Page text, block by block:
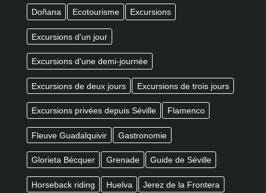
Doñana Ecotourisme Excursions
Excursions d'un jour
Excursions d'une demi-journée
Excursions de deux jours Excursions de trois jours
Excursions privées depuis Séville Flamenco
Fleuve Guadalquivir Gastronomie
Glorieta Bécquer Grenade Guide de Séville
Horseback riding Huelva Jerez de la Frontera